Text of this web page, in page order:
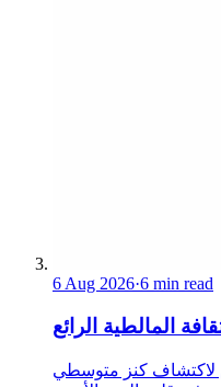
6 Aug 2026·6 min read
المالطية الرائع
لاكتشاف كنز متوسطي